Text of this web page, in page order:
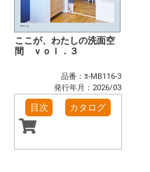
ここが、わたしの洗面空
間 ｖｏｌ．３
品番：ﾖ-MB116-3
発行年月：2026/03
目次 カタログ